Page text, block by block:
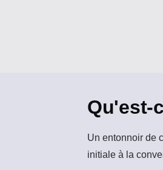
Qu'est-
Un entonnoir de
initiale à la